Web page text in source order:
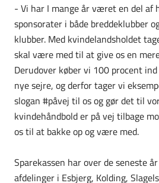
- Vi har I mange år været en del af
sponsorater i både breddeklubber
klubber. Med kvindelandsholdet
skal være med til at give os en
Derudover køber vi 100 procent
nye sejre, og derfor tager vi
slogan #påvej til os og gør det til
kvindehåndbold er på vej tilbage
os til at bakke op og være med.
Sparekassen har over de seneste
afdelinger i Esbjerg, Kolding,